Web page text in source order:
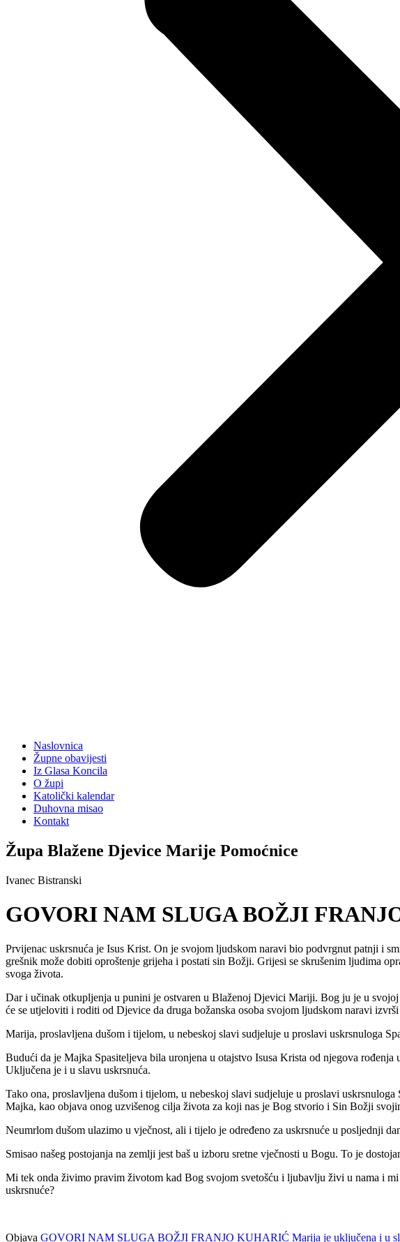
Naslovnica
Župne obavijesti
Iz Glasa Koncila
O župi
Katolički kalendar
Duhovna misao
Kontakt
Župa Blažene Djevice Marije Pomoćnice
Ivanec Bistranski
GOVORI NAM SLUGA BOŽJI
Prvijenac uskrsnuća je Isus Krist. On je svojom ljudskom naravi bio podvrgnut patnji i
grešnik može dobiti oproštenje grijeha i postati sin Božji. Grijesi se skrušenim ljudima
svoga života.
Dar i učinak otkupljenja u punini je ostvaren u Blaženoj Djevici Mariji. Bog ju je u
će se utjeloviti i roditi od Djevice da druga božanska osoba svojom ljudskom naravi izvrši
Marija, proslavljena dušom i tijelom, u nebeskoj slavi sudjeluje u proslavi uskrsnuloga
Budući da je Majka Spasiteljeva bila uronjena u otajstvo Isusa Krista od njegova
Uključena je i u slavu uskrsnuća.
Tako ona, proslavljena dušom i tijelom, u nebeskoj slavi sudjeluje u proslavi
Majka, kao objava onog uzvišenog cilja života za koji nas je Bog stvorio i Sin Božji
Neumrlom dušom ulazimo u vječnost, ali i tijelo je određeno za uskrsnuće u posljednji
Smisao našeg postojanja na zemlji jest baš u izboru sretne vječnosti u Bogu. To je
Mi tek onda živimo pravim životom kad Bog svojom svetošću i ljubavlju živi u nama i
uskrsnuće?
Objava GOVORI NAM SLUGA BOŽJI FRANJO KUHARIĆ Marija je uključena i u